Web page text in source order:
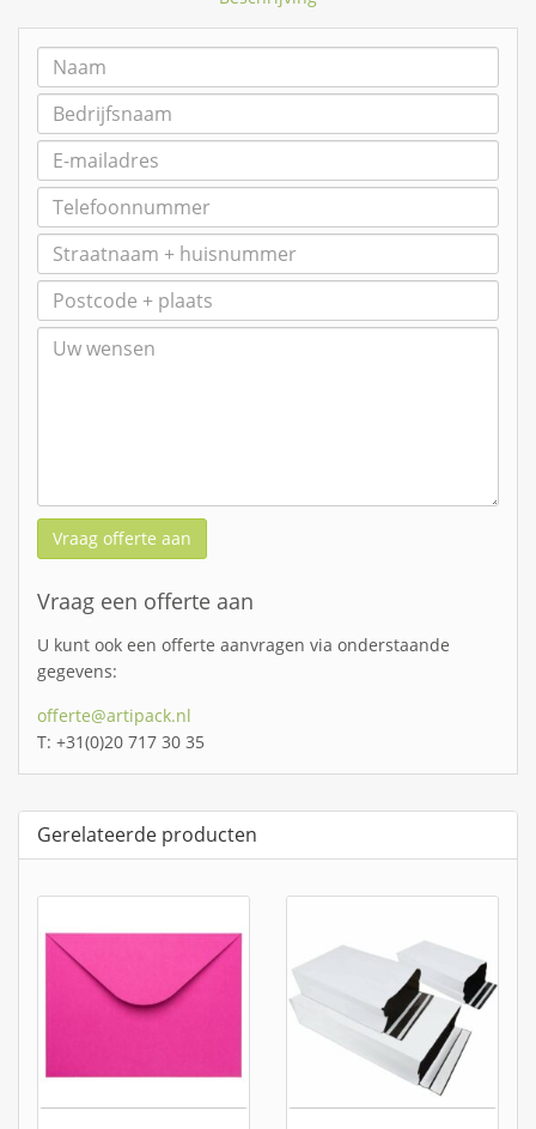
Vraag offerte aan
Vraag een offerte aan
U kunt ook een offerte aanvragen via onderstaande
gegevens:
offerte@artipack.nl
T: +31(0)20 717 30 35
Gerelateerde producten